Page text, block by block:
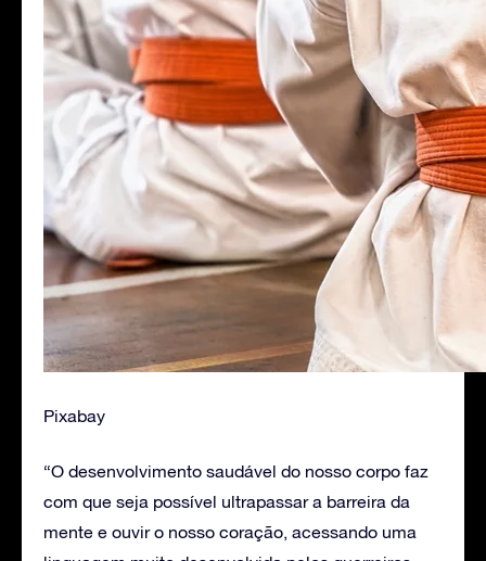
Pixabay
“O desenvolvimento saudável do nosso corpo faz
com que seja possível ultrapassar a barreira da
mente e ouvir o nosso coração, acessando uma